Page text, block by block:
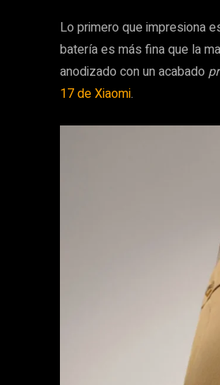
Lo primero que impresiona
batería es más fina que la
anodizado con un acabado
17 de Xiaomi.